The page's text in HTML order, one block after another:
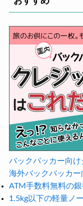
バックパッカー向
海外バックパッカ
ATM手数料無料の
1.5kg以下の軽量ノ